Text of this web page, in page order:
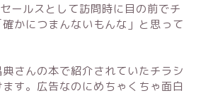
ールスとして訪問時に目の前でチ
かにつまんないもんな」と思って
さんの本で紹介されていたチラシ
す。広告なのにめちゃくちゃ面白